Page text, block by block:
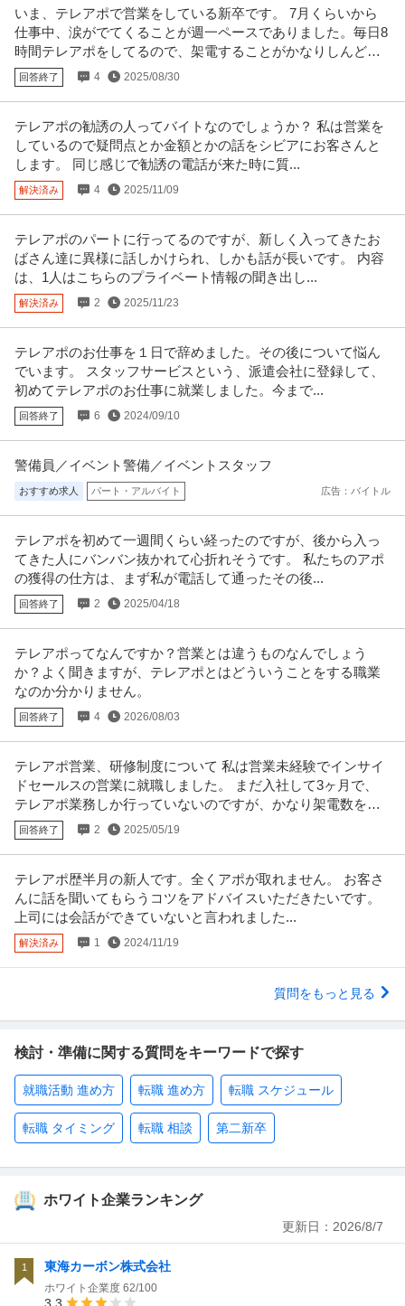
いま、テレアポで営業をしている新卒です。 7月くらいから
仕事中、涙がでてくることが週一ペースでありました。毎日8
時間テレアポをしてるので、架電することがかなりしんどい
です。
回答終了 4 2025/08/30
テレアポの勧誘の人ってバイトなのでしょうか？ 私は営業を
しているので疑問点とか金額とかの話をシビアにお客さんと
します。 同じ感じで勧誘の電話が来た時に質...
解決済み 4 2025/11/09
テレアポのパートに行ってるのですが、新しく入ってきたお
ばさん達に異様に話しかけられ、しかも話が長いです。 内容
は、1人はこちらのプライベート情報の聞き出し...
解決済み 2 2025/11/23
テレアポのお仕事を１日で辞めました。その後について悩ん
でいます。 スタッフサービスという、派遣会社に登録して、
初めてテレアポのお仕事に就業しました。今まで...
回答終了 6 2024/09/10
警備員／イベント警備／イベントスタッフ
おすすめ求人 パート・アルバイト 広告：バイトル
テレアポを初めて一週間くらい経ったのですが、後から入っ
てきた人にバンバン抜かれて心折れそうです。 私たちのアポ
の獲得の仕方は、まず私が電話して通ったその後...
回答終了 2 2025/04/18
テレアポってなんですか？営業とは違うものなんでしょう
か？よく聞きますが、テレアポとはどういうことをする職業
なのか分かりません。
回答終了 4 2026/08/03
テレアポ営業、研修制度について 私は営業未経験でインサイ
ドセールスの営業に就職しました。 まだ入社して3ヶ月で、
テレアポ業務しか行っていないのですが、かなり架電数を求
められます。
回答終了 2 2025/05/19
テレアポ歴半月の新人です。全くアポが取れません。 お客さ
んに話を聞いてもらうコツをアドバイスいただきたいです。
上司には会話ができていないと言われました...
解決済み 1 2024/11/19
質問をもっと見る
検討・準備に関する質問をキーワードで探す
就職活動 進め方 転職 進め方 転職 スケジュール
転職 タイミング 転職 相談 第二新卒
ホワイト企業ランキング
更新日： 2026/8/7
1 東海カーボン株式会社
ホワイト企業度 62/100